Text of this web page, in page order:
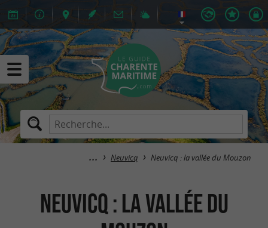
Neuvicq Neuvicq : la vallée du Mouzon
Neuvicq : la vallée du